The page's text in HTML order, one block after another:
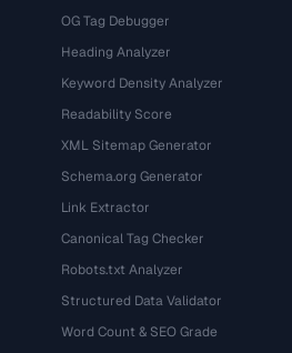
OG Tag Debugger
Heading Analyzer
Keyword Density Analyzer
Readability Score
XML Sitemap Generator
Schema.org Generator
Link Extractor
Canonical Tag Checker
Robots.txt Analyzer
Structured Data Validator
Word Count & SEO Grade